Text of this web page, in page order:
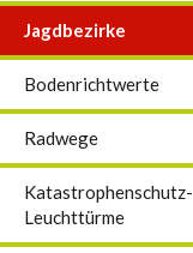
Jagdbezirke
Bodenrichtwerte
Radwege
Katastrophenschutz-
Leuchttürme